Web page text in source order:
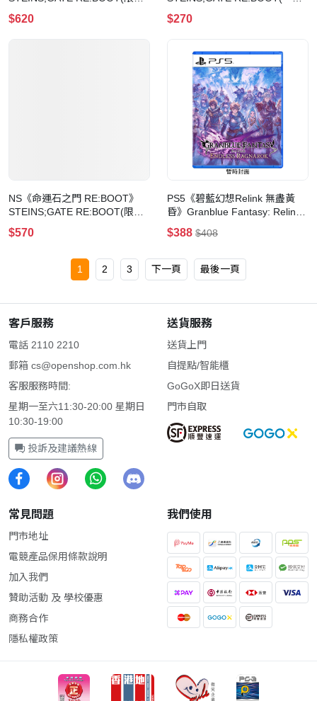
版-NS2)
$620
版)
$270
NS《命運石之門 RE:BOOT》
STEINS;GATE RE:BOOT(限定
版-NS)
$570
PS5《碧藍幻想Relink 無盡黃
昏》Granblue Fantasy: Relink -
Endless Ragnarok
$388 $408
1 2 3 下一頁 最後一頁
客戶服務
電話 2110 2210
郵箱 cs@openshop.com.hk
客服服務時間:
星期一至六11:30-20:00 星期日
10:30-19:00
投訴及建議熱線
送貨服務
送貨上門
自提點/智能櫃
GoGoX即日送貨
門市自取
常見問題
門市地址
電競產品保用條款說明
加入我們
贊助活動 及 學校優惠
商務合作
隱私權政策
我們使用